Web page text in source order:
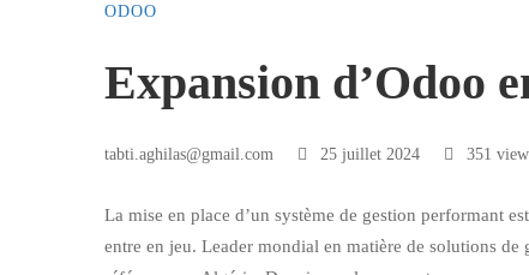
ODOO
Expansion d’Odoo
tabti.aghilas@gmail.com 25 juillet 2024 351
La mise en place d’un système de gestion performant
entre en jeu. Leader mondial en matière de solutions de